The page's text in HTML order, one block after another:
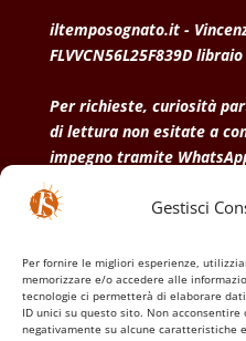
Gestisci
Per fornire le migliori esperienze,
memorizzare e/o accedere alle
tecnologie ci permetterà di elaborare
ID unici su questo sito. Non
negativamente su alcune caratteristiche
iltemposognato.it -
FLVVCN56L25F839D
Per richieste, curiosità
di lettura non esitate a
impegno tramite
• Condizioni generali di